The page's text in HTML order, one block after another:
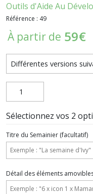
Outils d'Aide Au
Référence : 49
À partir de 59€
Sélectionnez vos 2
Titre du Semainier (facultatif)
Détail des éléments